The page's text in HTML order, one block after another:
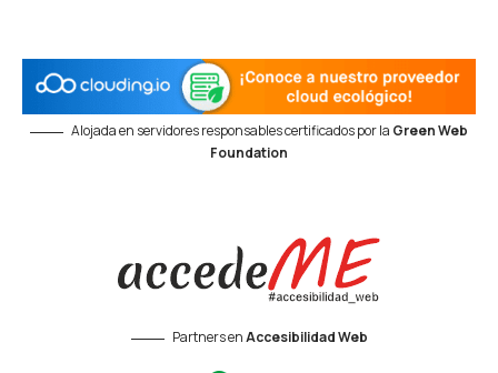
Alojada en servidores responsables certificados por la Green Web
Foundation
Partners enAccesibilidad Web